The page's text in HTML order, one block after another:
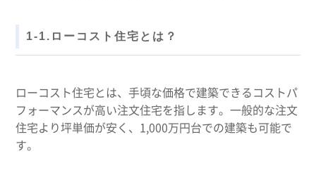
1-1.ローコスト住宅とは？
ローコスト住宅とは、手頃な価格で建築できるコストパ
フォーマンスが高い注文住宅を指します。一般的な注文
住宅より坪単価が安く、1,000万円台での建築も可能で
す。